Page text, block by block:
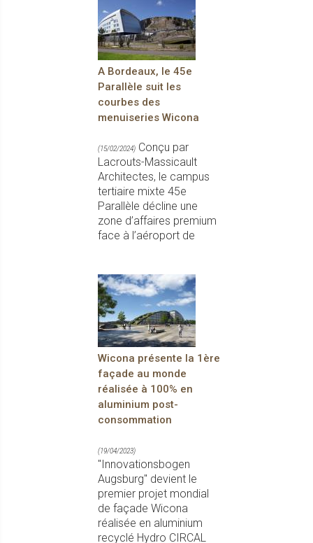
A Bordeaux, le 45e
Parallèle suit les
courbes des
menuiseries Wicona
(15/02/2024) Conçu par
Lacrouts-Massicault
Architectes, le campus
tertiaire mixte 45e
Parallèle décline une
zone d’affaires premium
face à l’aéroport de
Wicona présente la 1ère
façade au monde
réalisée à 100% en
aluminium post-
consommation
(19/04/2023)
"Innovationsbogen
Augsburg" devient le
premier projet mondial
de façade Wicona
réalisée en aluminium
recyclé Hydro CIRCAL